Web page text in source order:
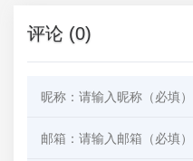
评论 (0)